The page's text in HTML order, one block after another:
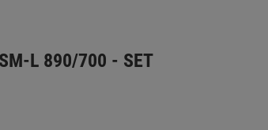
L 890/700 - SET